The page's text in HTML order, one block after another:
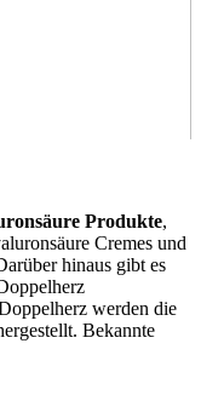
Produkte,
Cremes und
hinaus gibt es
werden die
Bekannte